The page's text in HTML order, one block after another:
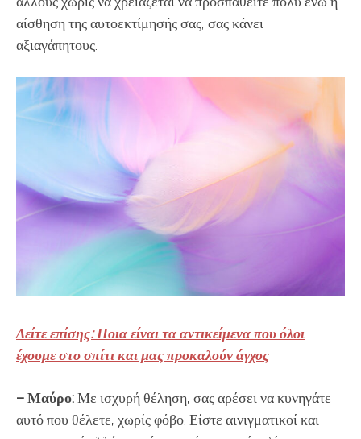
αίσθηση της αυτοεκτίμησής σας, σας κάνει
αξιαγάπητους.
Δείτε επίσης: Ποια είναι τα αντικείμενα που όλοι
έχουμε στο σπίτι και μας προκαλούν άγχος
– Μαύρο:Με ισχυρή θέληση, σας αρέσει να κυνηγάτε
αυτό που θέλετε, χωρίς φόβο. Είστε αινιγματικοί και